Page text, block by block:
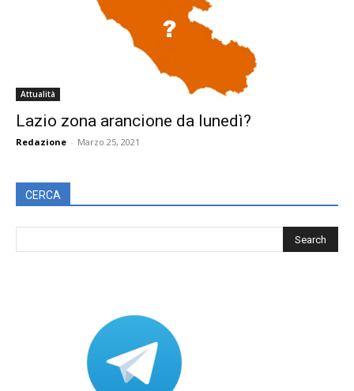
Attualità
Lazio zona arancione da lunedì?
Redazione - Marzo 25, 2021
CERCA